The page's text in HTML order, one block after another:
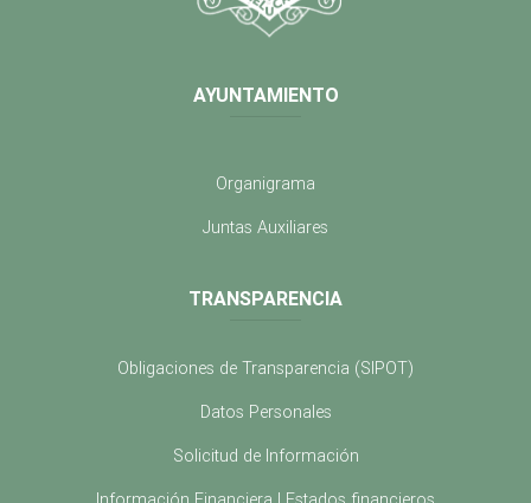
AYUNTAMIENTO
Organigrama
Juntas Auxiliares
TRANSPARENCIA
Obligaciones de Transparencia (SIPOT)
Datos Personales
Solicitud de Información